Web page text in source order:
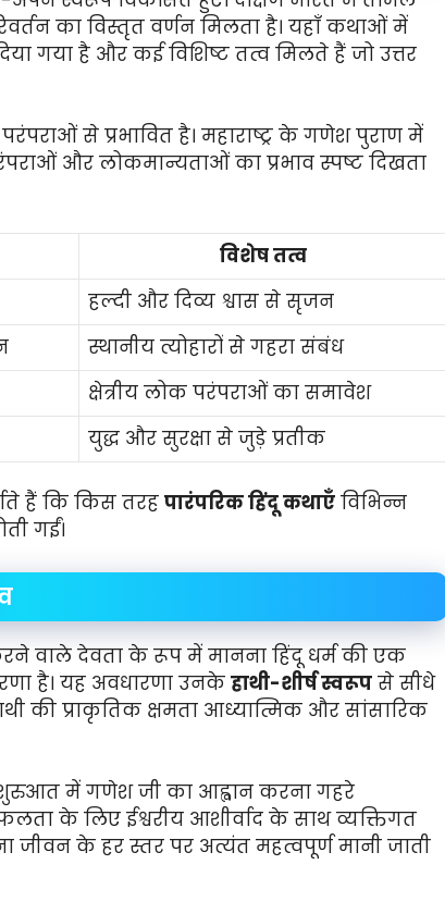
का विस्तृत वर्णन मिलता है। यहाँ कथाओं में
गया है और कई विशिष्ट तत्व मिलते हैं जो उत्तर
से प्रभावित है। महाराष्ट्र के गणेश पुराण में
और लोकमान्यताओं का प्रभाव स्पष्ट दिखता
विशेष तत्व
हल्दी और दिव्य श्वास से सृजन
स्थानीय त्योहारों से गहरा संबंध
क्षेत्रीय लोक परंपराओं का समावेश
युद्ध और सुरक्षा से जुड़े प्रतीक
हैं कि किस तरह पारंपरिक हिंदू कथाएँ विभिन्न
गईं।
वाले देवता के रूप में मानना हिंदू धर्म की एक
है। यह अवधारणा उनके हाथी-शीर्ष स्वरूप से सीधे
की प्राकृतिक क्षमता आध्यात्मिक और सांसारिक
शुरुआत में गणेश जी का आह्वान करना गहरे
के लिए ईश्वरीय आशीर्वाद के साथ व्यक्तिगत
के हर स्तर पर अत्यंत महत्वपूर्ण मानी जाती